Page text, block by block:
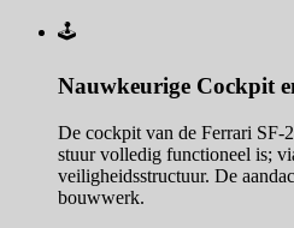
🕹️
Nauwkeurige Cockpit
De cockpit van de Ferrari SF-
stuur volledig functioneel is;
veiligheidsstructuur. De
bouwwerk.